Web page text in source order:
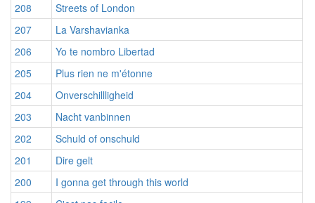
208
Streets of London
207
La Varshavianka
206
Yo te nombro Libertad
205
Plus rien ne m'étonne
204
Onverschillligheid
203
Nacht vanbinnen
202
Schuld of onschuld
201
Dire gelt
200
I gonna get through this world